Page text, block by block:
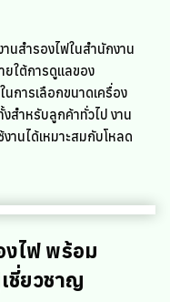
านสำรองไฟในสำนักงาน
ยใต้การดูแลของ
การเลือกขนาดเครื่อง
งสำหรับลูกค้าทั่วไป งาน
านได้เหมาะสมกับโหลด
งไฟ พร้อม
ชี่ยวชาญ